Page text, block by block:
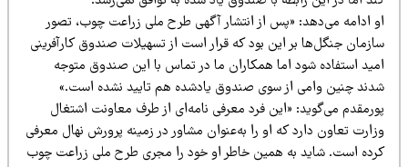
ادامه می‌دهد: «پس از انتشار آگهی طرح ملی زراعت چوب، تصور
جنگل‌ها بر این بود که قرار است از تسهیلات صندوق کارآفرینی
استفاده شود اما همکاران ما در تماس با این صندوق متوجه
چنین وامی از سوی صندوق یادشده هم تایید نشده است.»
می‌گوید: «این فرد معرفی نامه‌ای از طرف معاونت اشتغال
تعاون دارد که او را به‌عنوان مشاور در زمینه پرورش نهال معرفی
است. شاید به همین خاطر او خود را مجری طرح ملی زراعت چوب